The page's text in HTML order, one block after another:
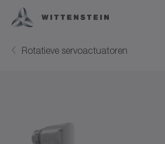
Rotatieve servoactuatoren